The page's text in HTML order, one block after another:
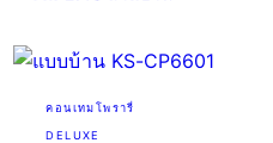
คอนเทมโพรารี่
DELUXE